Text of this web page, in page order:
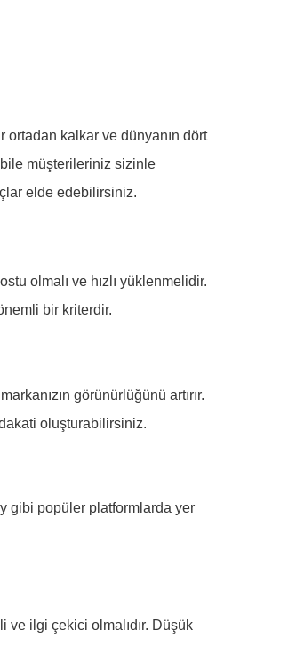
ortadan kalkar ve dünyanın dört
müşterileriniz sizinle
elde edebilirsiniz.
olmalı ve hızlı yüklenmelidir.
bir kriterdir.
görünürlüğünü artırır.
oluşturabilirsiniz.
gibi popüler platformlarda yer
ilgi çekici olmalıdır. Düşük